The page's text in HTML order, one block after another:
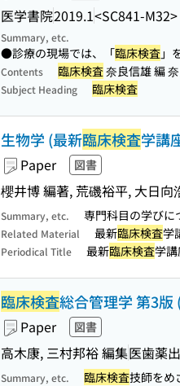
医学書院2019.1<SC841-M32>
Summary, etc.
●診療の現場では、「臨床検査」
Contents 臨床検査奈良信雄 編
Subject Heading 臨床検査
生物学 (最新臨床検査学講
Paper 図書
櫻井博 編著, 荒磯裕平, 大日向
Summary, etc. 専門科目の学びに
Related Material 最新臨床検査学
Periodical Title 最新臨床検査学
臨床検査総合管理学 第3版
Paper 図書
高木康, 三村邦裕 編集医歯薬
Summary, etc. 臨床検査技師をめ